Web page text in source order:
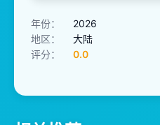
年份：
2026
地区：
大陆
评分：
0.0